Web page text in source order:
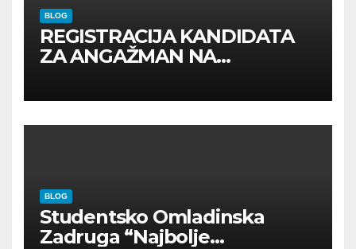
BLOG
REGISTRACIJA KANDIDATA
ZA ANGAŽMAN NA
BLOG
Studentsko Omladinska
Zadruga “Najbolje